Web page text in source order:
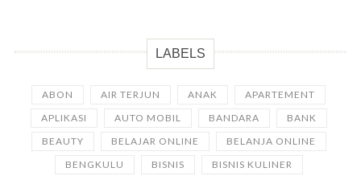
LABELS
ABON AIR TERJUN ANAK
APARTEMENT
APLIKASI
AUTO MOBIL BANDARA
BANK
BEAUTY
BELAJAR ONLINE
BELANJA ONLINE
BENGKULU
BISNIS
BISNIS KULINER